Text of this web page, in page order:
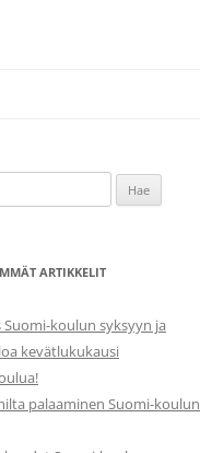
ARTIKKELIT
Suomi-koulun syksyyn ja
kevätlukukausi
palaaminen Suomi-koulun